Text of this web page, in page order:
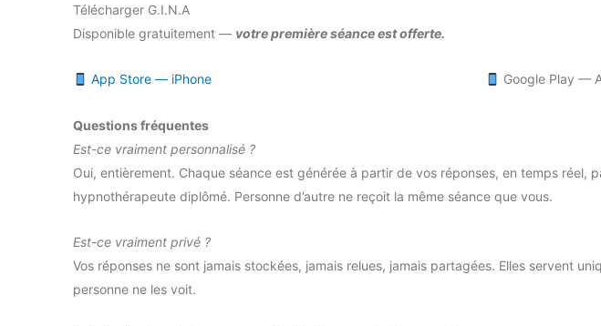
Télécharger G.I.N.A
Disponible gratuitement — votre première séance est offerte.
App Store — iPhone Google Play —
Questions fréquentes
Est-ce vraiment personnalisé ?
Oui, entièrement. Chaque séance est générée à partir de vos réponses, en temps réel,
hypnothérapeute diplômé. Personne d’autre ne reçoit la même séance que vous.
Est-ce vraiment privé ?
Vos réponses ne sont jamais stockées, jamais relues, jamais partagées. Elles servent
personne ne les voit.